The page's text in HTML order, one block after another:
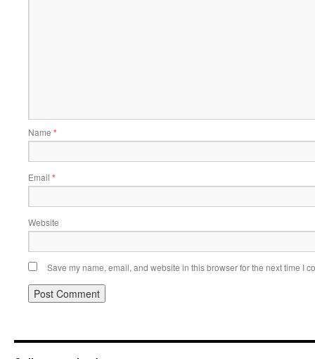
Name *
Email *
Website
Save my name, email, and website in this browser for the next time I